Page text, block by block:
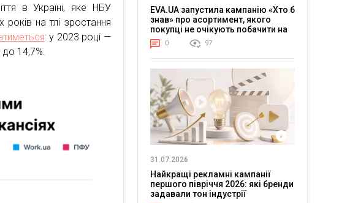
в Україні, яке НБУ
на тлі зростання
: у 2023 році —
14,7%.
EVA.UA запустила кампанію «Хто б
знав» про асортимент, якого
покупці не очікують побачити на
платформі
0 97
31.07.2026
Найкращі рекламні кампанії
першого півріччя 2026: які бренди
задавали тон індустрії